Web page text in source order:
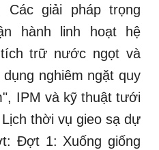
Các giải pháp trọng
hành linh hoạt hệ
trữ nước ngọt và
nghiêm ngặt quy
IPM và kỹ thuật tưới
thời vụ gieo sạ dự
Đợt 1: Xuống giống